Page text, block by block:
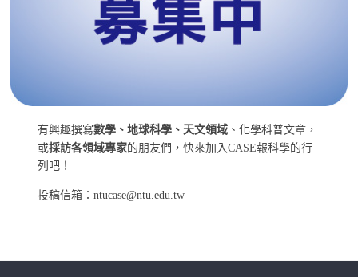
有興趣撰寫數學、地球科學、天文領域 、化學科普文章，
或採訪各領域專家的朋友們，快來加入CASE報科學的行
列吧！
投稿信箱：ntucase@ntu.edu.tw